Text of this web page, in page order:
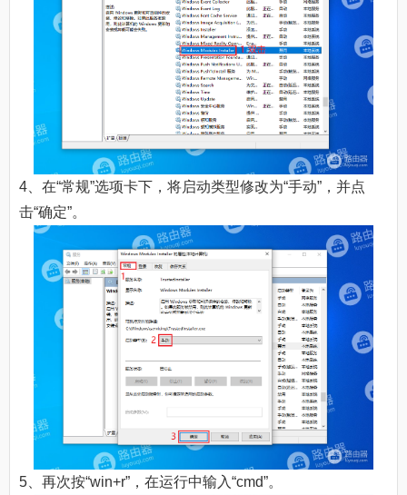
4、在“常规”选项卡下，将启动类型修改为“手动”，并点
击“确定”。
5、再次按“win+r”，在运行中输入“cmd”。